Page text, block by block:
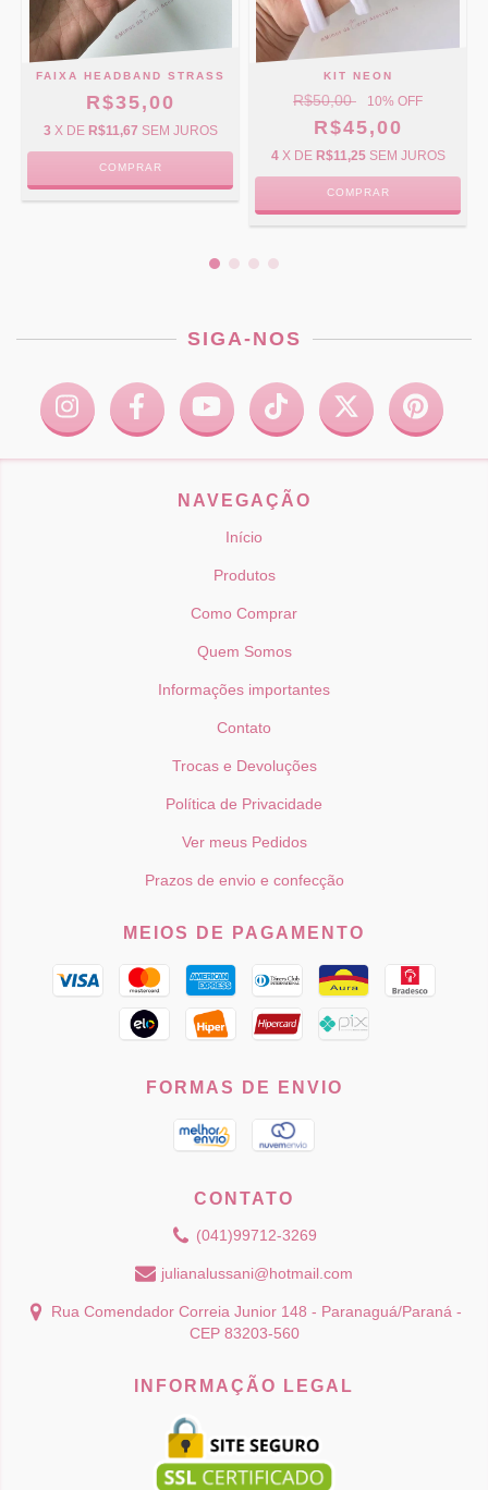
FAIXA HEADBAND STRASS
R$35,00
3 X DE R$11,67 SEM JUROS
COMPRAR
KIT NEON
R$50,00 10% OFF
R$45,00
4 X DE R$11,25 SEM JUROS
COMPRAR
SIGA-NOS
NAVEGAÇÃO
Início
Produtos
Como Comprar
Quem Somos
Informações importantes
Contato
Trocas e Devoluções
Política de Privacidade
Ver meus Pedidos
Prazos de envio e confecção
MEIOS DE PAGAMENTO
FORMAS DE ENVIO
CONTATO
(041)99712-3269
julianalussani@hotmail.com
Rua Comendador Correia Junior 148 - Paranaguá/Paraná -
CEP 83203-560
INFORMAÇÃO LEGAL